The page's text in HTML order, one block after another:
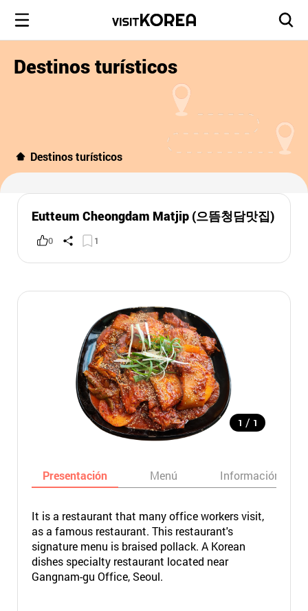
Destinos turísticos
Destinos turísticos
Eutteum Cheongdam Matjip (으뜸청담맛집)
0 1
1 / 1
Presentación Menú Información
It is a restaurant that many office workers visit,
as a famous restaurant. This restaurant's
signature menu is braised pollack. A Korean
dishes specialty restaurant located near
Gangnam-gu Office, Seoul.